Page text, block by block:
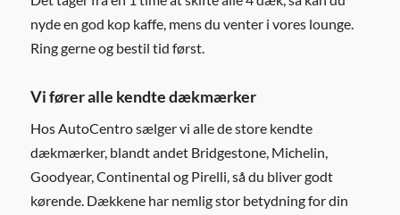
nyde en god kop kaffe, mens du venter i vores lounge.
Ring gerne og bestil tid først.
Vi fører alle kendte dækmærker
Hos AutoCentro sælger vi alle de store kendte
dækmærker, blandt andet Bridgestone, Michelin,
Goodyear, Continental og Pirelli, så du bliver godt
kørende. Dækkene har nemlig stor betydning for din